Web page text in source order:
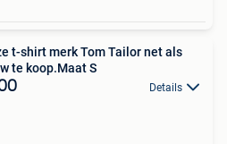
t-shirt merk Tom Tailor net als
te koop.Maat S
Details